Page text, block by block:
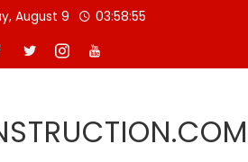
August 9 03:58:55